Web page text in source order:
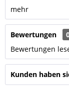
mehr
Bewertungen
Bewertungen
Kunden haben